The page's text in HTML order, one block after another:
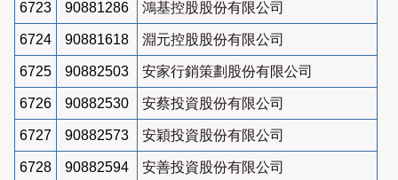
6723 90881286 鴻基控股股份有限公司
6724 90881618 淵元控股股份有限公司
6725 90882503 安家行銷策劃股份有限公司
6726 90882530 安蔡投資股份有限公司
6727 90882573 安穎投資股份有限公司
6728 90882594 安善投資股份有限公司